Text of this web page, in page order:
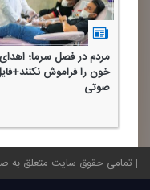
مردم در فصل سرما؛ اهدای
خون را فراموش
صوتی
تمامی حقوق سایت متعلق به